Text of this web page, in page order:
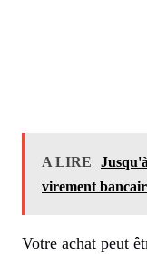
A LIRE
virement
Votre achat peut